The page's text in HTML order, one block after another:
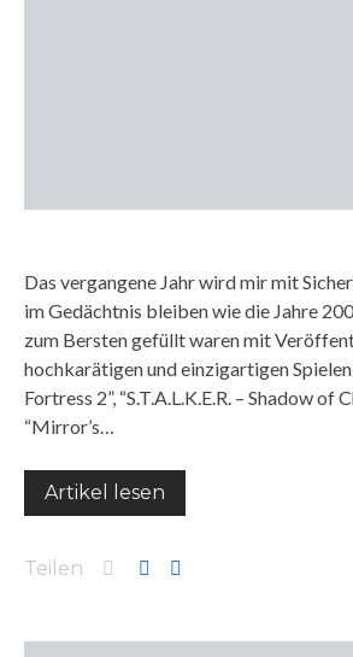
Das vergangene Jahr wird mir mit
im Gedächtnis bleiben wie die Jahre
zum Bersten gefüllt waren mit
hochkarätigen und einzigartigen Spielen
Fortress 2”, “S.T.A.L.K.E.R. – Shadow of
“Mirror’s…
Artikel lesen
Teilen